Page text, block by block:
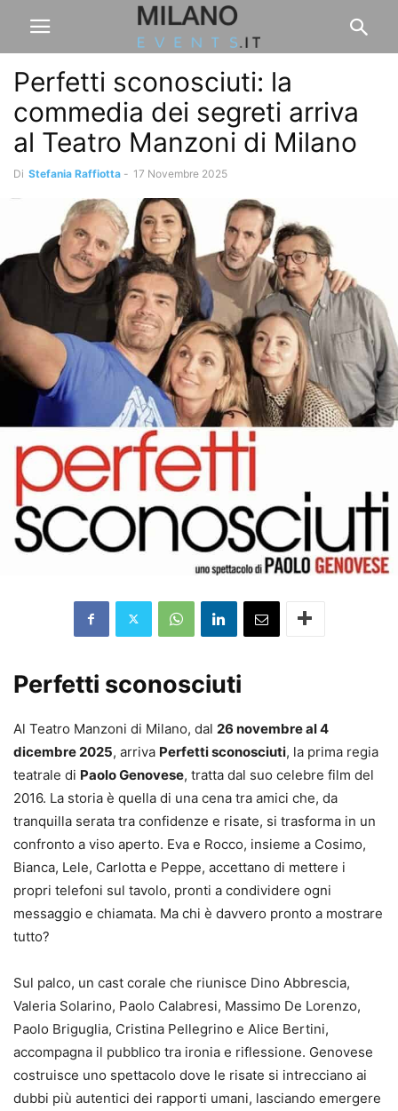
Perfetti sconosciuti: la
commedia dei segreti arriva
al Teatro Manzoni di Milano
Di Stefania Raffiotta - 17 Novembre 2025
Perfetti sconosciuti
Al Teatro Manzoni di Milano, dal 26 novembre al 4
dicembre 2025, arriva Perfetti sconosciuti, la prima regia
teatrale di Paolo Genovese, tratta dal suo celebre film del
2016. La storia è quella di una cena tra amici che, da
tranquilla serata tra confidenze e risate, si trasforma in un
confronto a viso aperto. Eva e Rocco, insieme a Cosimo,
Bianca, Lele, Carlotta e Peppe, accettano di mettere i
propri telefoni sul tavolo, pronti a condividere ogni
messaggio e chiamata. Ma chi è davvero pronto a mostrare
tutto?
Sul palco, un cast corale che riunisce Dino Abbrescia,
Valeria Solarino, Paolo Calabresi, Massimo De Lorenzo,
Paolo Briguglia, Cristina Pellegrino e Alice Bertini,
accompagna il pubblico tra ironia e riflessione. Genovese
costruisce uno spettacolo dove le risate si intrecciano ai
dubbi più autentici dei rapporti umani, lasciando emergere